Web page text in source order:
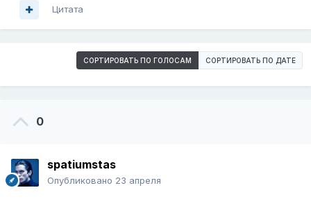
Цитата
СОРТИРОВАТЬ ПО ГОЛОСАМ СОРТИРОВАТЬ ПО ДАТЕ
0
spatiumstas
Опубликовано 23 апреля